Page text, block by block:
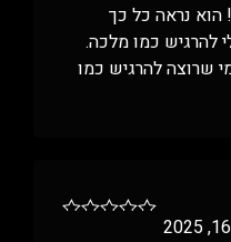
נראה כל כך
להרגיש כמו מלכה.
שרוצה להרגיש כמו